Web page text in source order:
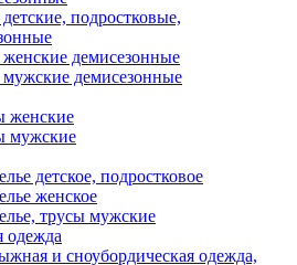
подростковые,
демисезонные
демисезонные
женские
мужские
детское, подростковое
женское
трусы мужские
одежда
и сноубордическая одежда,